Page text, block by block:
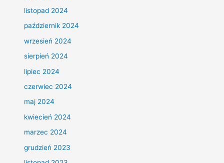
listopad 2024
październik 2024
wrzesień 2024
sierpień 2024
lipiec 2024
czerwiec 2024
maj 2024
kwiecień 2024
marzec 2024
grudzień 2023